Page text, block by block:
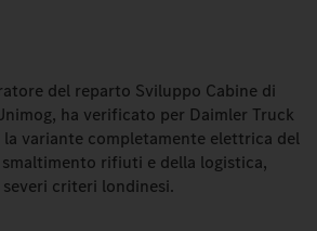
del reparto Sviluppo Cabine di
ha verificato per Daimler Truck
la variante completamente elettrica del
rifiuti e della logistica,
criteri londinesi.